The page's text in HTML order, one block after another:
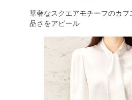
華奢なスクエアモチーフのカフ
品さをアピール